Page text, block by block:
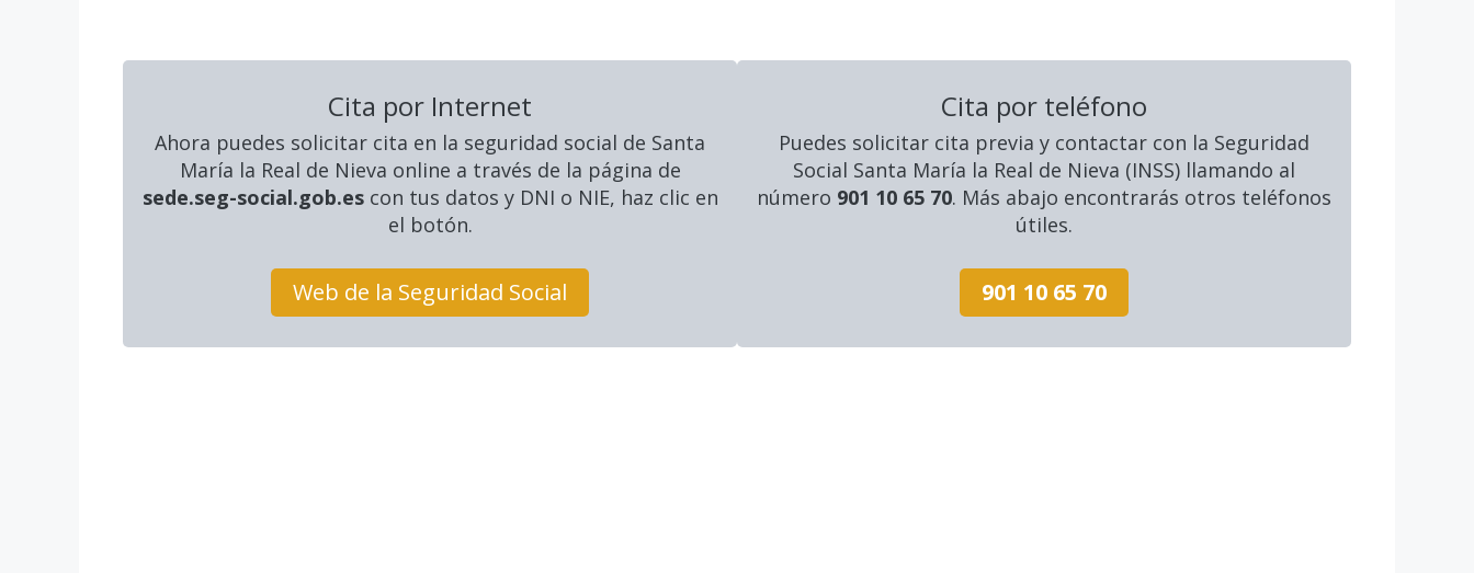
Cita por Internet
Ahora puedes solicitar cita en la seguridad social de Santa
María la Real de Nieva online a través de la página de
sede.seg-social.gob.escon tus datos y DNI o NIE, haz clic en
el botón.
Web de la Seguridad Social
Cita por teléfono
Puedes solicitar cita previa y contactar con la Seguridad
Social Santa María la Real de Nieva (INSS) llamando al
número 901 10 65 70. Más abajo encontrarás otros teléfonos
útiles.
901 10 65 70